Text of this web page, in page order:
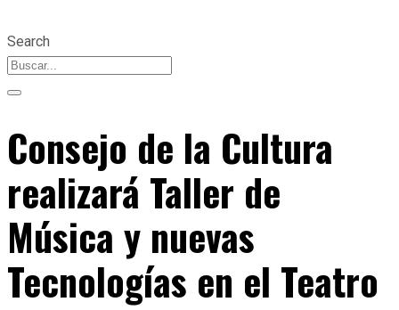
Search
Consejo de la Cultura
realizará Taller de
Música y nuevas
Tecnologías en el Teatro